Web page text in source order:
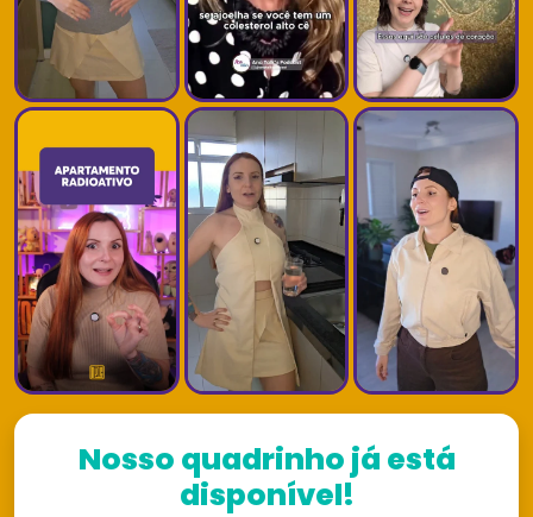
Nosso quadrinho já está
disponível!